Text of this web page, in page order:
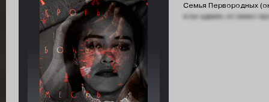
Семья Первородных
я не админ, но мимо